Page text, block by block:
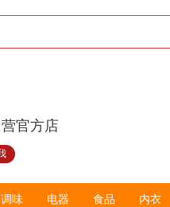
官方店
调味 电器 食品 内衣